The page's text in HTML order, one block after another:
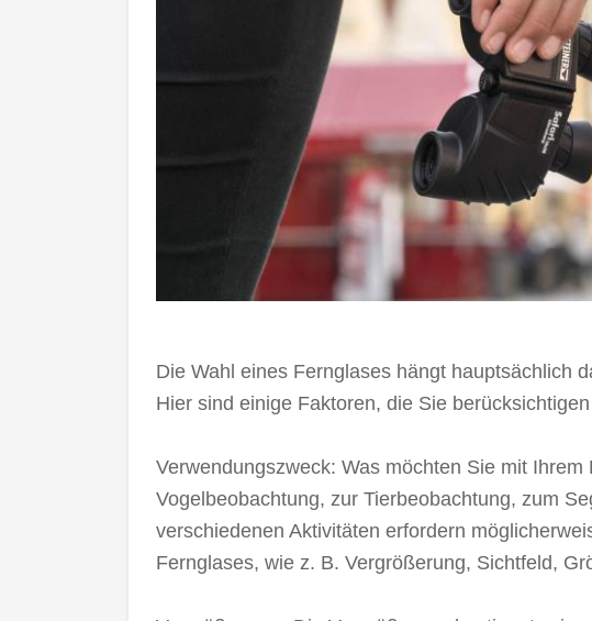
Die Wahl eines Fernglases hängt hauptsächlich
Hier sind einige Faktoren, die Sie
Verwendungszweck: Was möchten Sie mit
Vogelbeobachtung, zur Tierbeobachtung, zum
verschiedenen Aktivitäten erfordern
Fernglases, wie z. B. Vergrößerung, Sichtfeld,